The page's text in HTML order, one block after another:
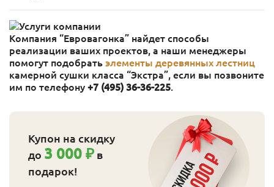
Компания “Евровагонка” найдет способы
реализации ваших проектов, а наши менеджеры
помогут подобрать элементы деревянных лестниц
камерной сушки класса “Экстра”, если вы позвоните
им по телефону +7 (495) 36-36-225.
Купон на скидку
до 3 000 ₽ в
подарок!